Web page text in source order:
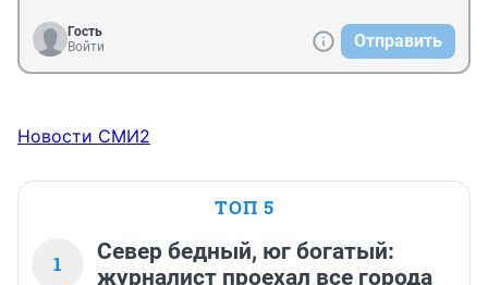
Гость
Войти
Отправить
Новости СМИ2
ТОП 5
1
Север бедный, юг богатый:
журналист проехал все города